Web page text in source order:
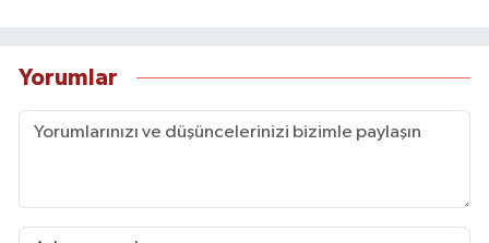
Yorumlar